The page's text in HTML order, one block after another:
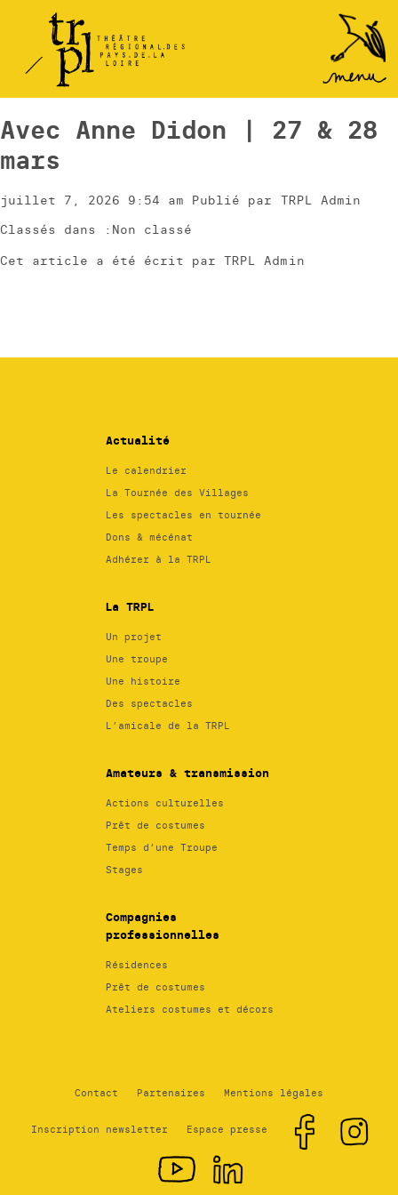
TRPL -
Théâtre
Régional
des Pays
de la
Loire
Accéder
au
menu
Avec Anne Didon | 27 & 28
mars
juillet 7, 2026 9:54 am Publié par TRPL Admin
Classés dans :Non classé
Cet article a été écrit par TRPL Admin
Actualité
Le calendrier
La Tournée des Villages
Les spectacles en tournée
Dons & mécénat
Adhérer à la TRPL
La TRPL
Un projet
Une troupe
Une histoire
Des spectacles
L’amicale de la TRPL
Amateurs & transmission
Actions culturelles
Prêt de costumes
Temps d’une Troupe
Stages
Compagnies
professionnelles
Résidences
Prêt de costumes
Ateliers costumes et décors
Contact Partenaires Mentions légales
Inscription newsletter Espace presse